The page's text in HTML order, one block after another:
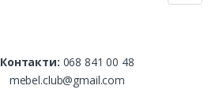
Контакти: 068 841 00 48
mebel.club@gmail.com